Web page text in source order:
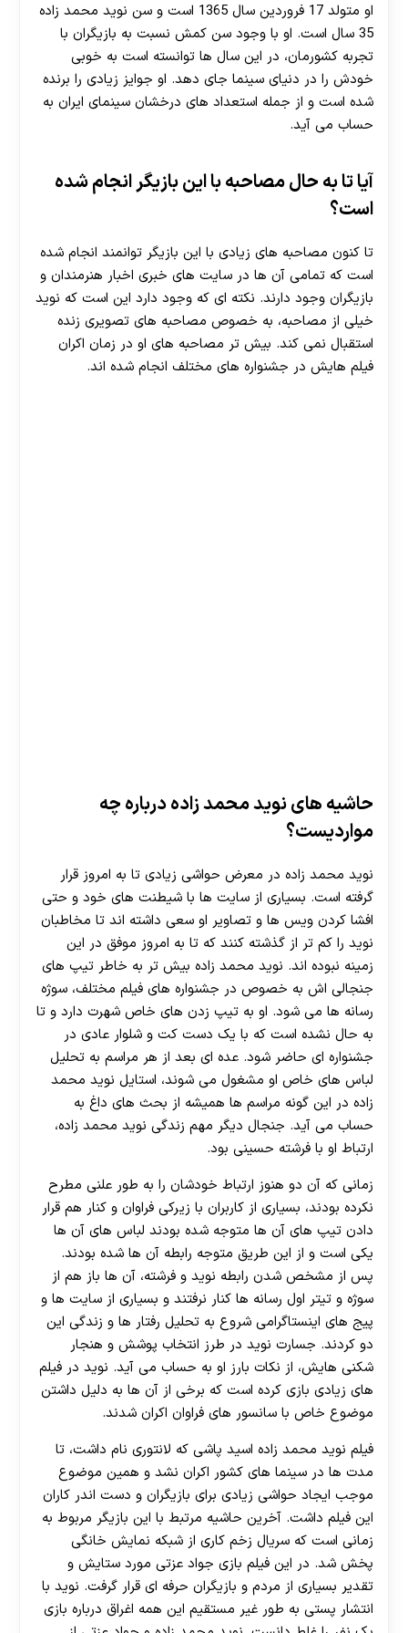
او متولد 17 فروردین سال 1365 است و سن نوید محمد زاده
35 سال است. او با وجود سن کمش نسبت به بازیگران با
تجربه کشورمان، در این سال ها توانسته است به خوبی
خودش را در دنیای سینما جای دهد. او جوایز زیادی را برنده
شده است و از جمله استعداد های درخشان سینمای ایران به
حساب می آید.
آیا تا به حال مصاحبه با این بازیگر انجام شده
است؟
تا کنون مصاحبه های زیادی با این بازیگر توانمند انجام شده
است که تمامی آن ها در سایت های خبری اخبار هنرمندان و
بازیگران وجود دارند. نکته ای که وجود دارد این است که نوید
خیلی از مصاحبه، به خصوص مصاحبه های تصویری زنده
استقبال نمی کند. بیش تر مصاحبه های او در زمان اکران
فیلم هایش در جشنواره های مختلف انجام شده اند.
حاشیه های نوید محمد زاده درباره چه
مواردیست؟
نوید محمد زاده در معرض حواشی زیادی تا به امروز قرار
گرفته است. بسیاری از سایت ها با شیطنت های خود و حتی
افشا کردن ویس ها و تصاویر او سعی داشته اند تا مخاطبان
نوید را کم تر از گذشته کنند که تا به امروز موفق در این
زمینه نبوده اند. نوید محمد زاده بیش تر به خاطر تیپ های
جنجالی اش به خصوص در جشنواره های فیلم مختلف، سوژه
رسانه ها می شود. او به تیپ زدن های خاص شهرت دارد و تا
به حال نشده است که با یک دست کت و شلوار عادی در
جشنواره ای حاضر شود. عده ای بعد از هر مراسم به تحلیل
لباس های خاص او مشغول می شوند، استایل نوید محمد
زاده در این گونه مراسم ها همیشه از بحث های داغ به
حساب می آید. جنجال دیگر مهم زندگی نوید محمد زاده،
ارتباط او با فرشته حسینی بود.
زمانی که آن دو هنوز ارتباط خودشان را به طور علنی مطرح
نکرده بودند، بسیاری از کاربران با زیرکی فراوان و کنار هم قرار
دادن تیپ های آن ها متوجه شده بودند لباس های آن ها
یکی است و از این طریق متوجه رابطه آن ها شده بودند.
پس از مشخص شدن رابطه نوید و فرشته، آن ها باز هم از
سوژه و تیتر اول رسانه ها کنار نرفتند و بسیاری از سایت ها و
پیج های اینستاگرامی شروع به تحلیل رفتار ها و زندگی این
دو کردند. جسارت نوید در طرز انتخاب پوشش و هنجار
شکنی هایش، از نکات بارز او به حساب می آید. نوید در فیلم
های زیادی بازی کرده است که برخی از آن ها به دلیل داشتن
موضوع خاص با سانسور های فراوان اکران شدند.
فیلم نوید محمد زاده اسید پاشی که لانتوری نام داشت، تا
مدت ها در سینما های کشور اکران نشد و همین موضوع
موجب ایجاد حواشی زیادی برای بازیگران و دست اندر کاران
این فیلم داشت. آخرین حاشیه مرتبط با این بازیگر مربوط به
زمانی است که سریال زخم کاری از شبکه نمایش خانگی
پخش شد. در این فیلم بازی جواد عزتی مورد ستایش و
تقدیر بسیاری از مردم و بازیگران حرفه ای قرار گرفت. نوید با
انتشار پستی به طور غیر مستقیم این همه اغراق درباره بازی